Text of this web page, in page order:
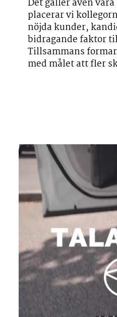
Det gäller även
placerar vi
nöjda kunder,
bidragande faktor
Tillsammans
med målet att fler